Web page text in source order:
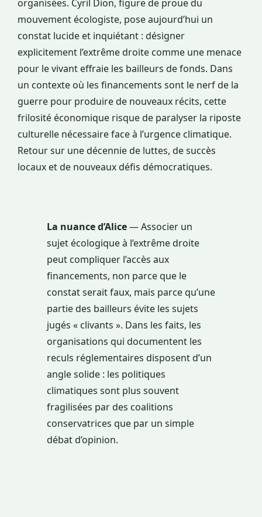
organisées. Cyril Dion, figure de proue du
mouvement écologiste, pose aujourd’hui un
constat lucide et inquiétant : désigner
explicitement l’extrême droite comme une menace
pour le vivant effraie les bailleurs de fonds. Dans
un contexte où les financements sont le nerf de la
guerre pour produire de nouveaux récits, cette
frilosité économique risque de paralyser la riposte
culturelle nécessaire face à l’urgence climatique.
Retour sur une décennie de luttes, de succès
locaux et de nouveaux défis démocratiques.
La nuance d’Alice— Associer un
sujet écologique à l’extrême droite
peut compliquer l’accès aux
financements, non parce que le
constat serait faux, mais parce qu’une
partie des bailleurs évite les sujets
jugés « clivants ». Dans les faits, les
organisations qui documentent les
reculs réglementaires disposent d’un
angle solide : les politiques
climatiques sont plus souvent
fragilisées par des coalitions
conservatrices que par un simple
débat d’opinion.